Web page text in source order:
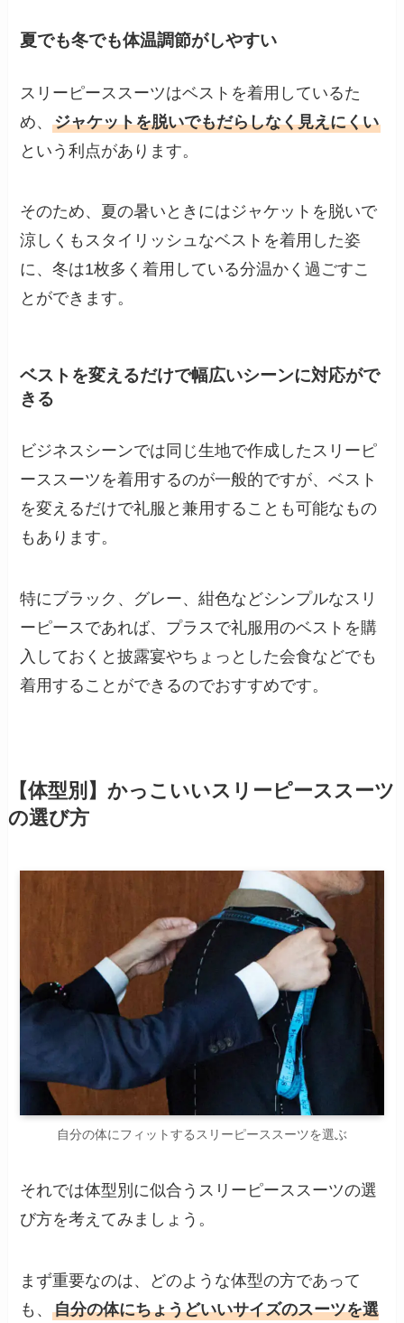
夏でも冬でも体温調節がしやすい
スリーピーススーツはベストを着用しているた
め、ジャケットを脱いでもだらしなく見えにくい
という利点があります。
そのため、夏の暑いときにはジャケットを脱いで
涼しくもスタイリッシュなベストを着用した姿
に、冬は1枚多く着用している分温かく過ごすこ
とができます。
ベストを変えるだけで幅広いシーンに対応がで
きる
ビジネスシーンでは同じ生地で作成したスリーピ
ーススーツを着用するのが一般的ですが、ベスト
を変えるだけで礼服と兼用することも可能なもの
もあります。
特にブラック、グレー、紺色などシンプルなスリ
ーピースであれば、プラスで礼服用のベストを購
入しておくと披露宴やちょっとした会食などでも
着用することができるのでおすすめです。
【体型別】かっこいいスリーピーススーツ
の選び方
自分の体にフィットするスリーピーススーツを選ぶ
それでは体型別に似合うスリーピーススーツの選
び方を考えてみましょう。
まず重要なのは、どのような体型の方であって
も、自分の体にちょうどいいサイズのスーツを選